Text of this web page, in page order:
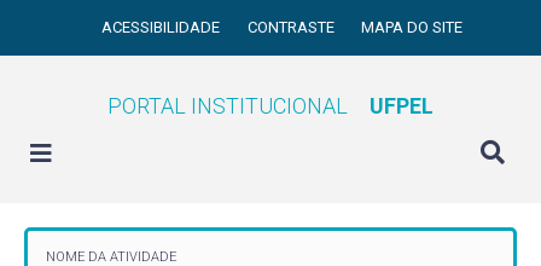
ACESSIBILIDADE CONTRASTE MAPA DO SITE
PORTAL INSTITUCIONAL UFPEL
NOME DA ATIVIDADE